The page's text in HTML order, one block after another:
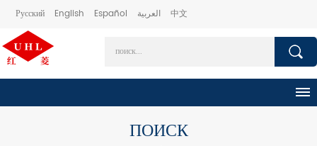
Русский English Español العربية 中文
ПОИСК